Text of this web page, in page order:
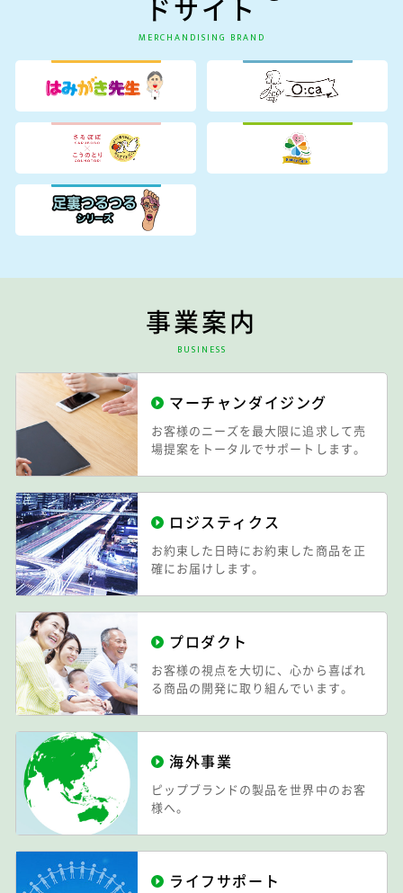
ドサイト
MERCHANDISING BRAND
事業案内
BUSINESS
マーチャンダイジング
お客様のニーズを最大限に追求して売
場提案をトータルでサポートします。
ロジスティクス
お約束した日時にお約束した商品を正
確にお届けします。
プロダクト
お客様の視点を大切に、心から喜ばれ
る商品の開発に取り組んでいます。
海外事業
ピップブランドの製品を世界中のお客
様へ。
ライフサポート